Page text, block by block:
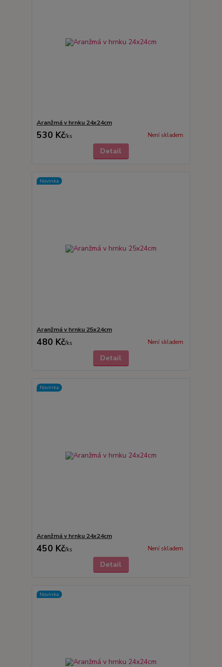
Aranžmá v hrnku 24x24cm
530 Kč/ks Není skladem
Detail
Novinka
Aranžmá v hrnku 25x24cm
480 Kč/ks Není skladem
Detail
Novinka
Aranžmá v hrnku 24x24cm
450 Kč/ks Není skladem
Detail
Novinka